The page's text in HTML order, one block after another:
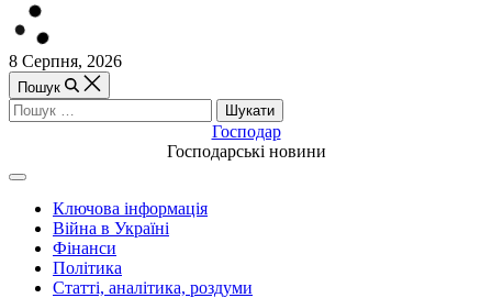
Перейти
до
вмісту
8 Серпня, 2026
Пошук
Пошук:
Господар
Господарські новини
Off
Canvas
(поза
полотном)
Ключова інформація
Війна в Україні
Фінанси
Політика
Статті, аналітика, роздуми